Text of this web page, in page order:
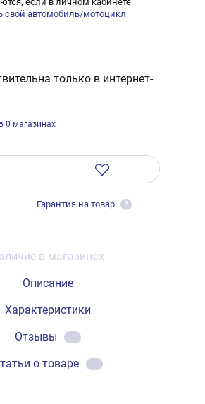
свой автомобиль/мотоцикл
только в интернет-
0 магазинах
Гарантия на товар ?
в магазинах
Описание
Характеристики
Отзывы
-
о товаре -